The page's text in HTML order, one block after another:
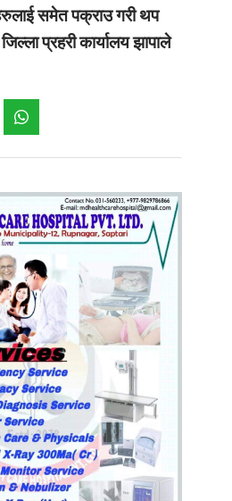
समेत पक्राउ गरी थप
प्रहरी कार्यालय झापाले